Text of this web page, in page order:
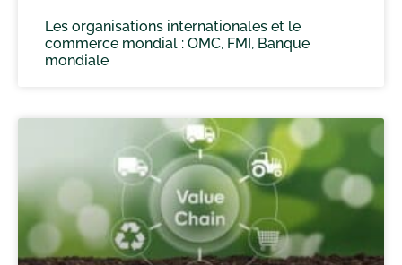
Les organisations internationales et le
commerce mondial : OMC, FMI, Banque
mondiale